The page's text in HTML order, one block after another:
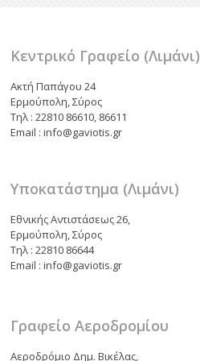
ε
Κεντρικό Γραφείο (Λιμάνι)
Ακτή Παπάγου 24
Ερμούπολη, Σύρος
Τηλ : 22810 86610, 86611
Email : info@gaviotis.gr
Υποκατάστημα (Λιμάνι)
Εθνικής Αντιστάσεως 26,
Ερμούπολη, Σύρος
Τηλ : 22810 86644
Email : info@gaviotis.gr
Γραφείο Αεροδρομίου
Αεροδρόμιο Δημ. Βικέλας,